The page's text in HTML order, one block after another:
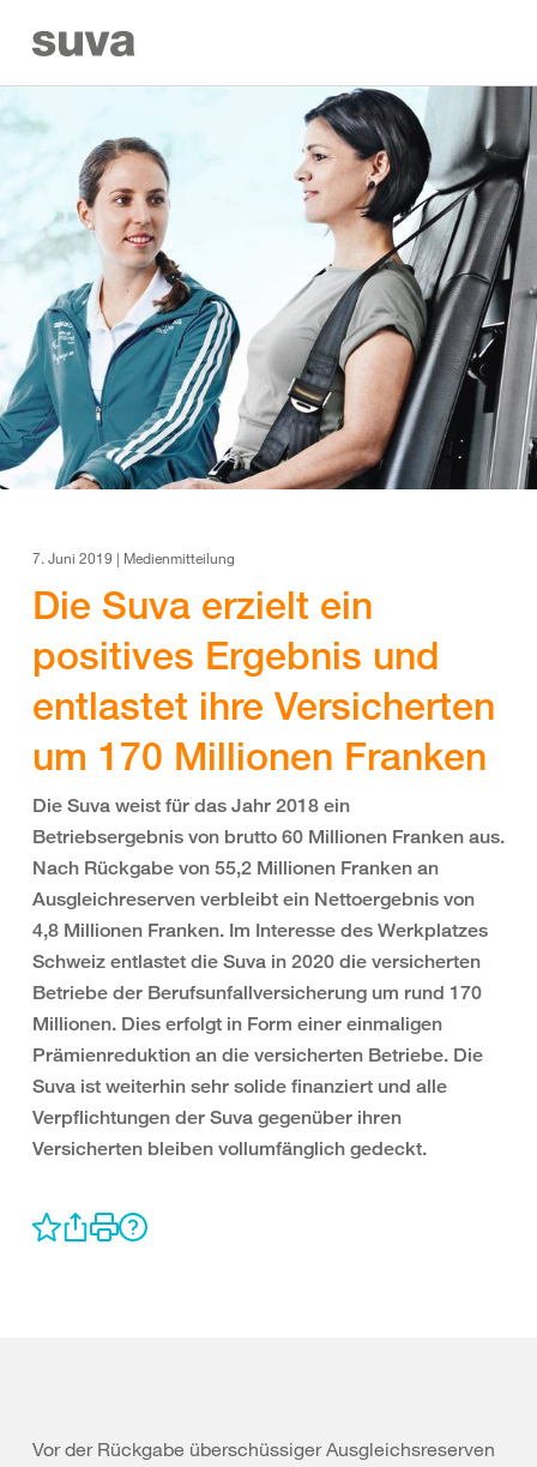
7. Juni 2019 | Medienmitteilung
Die Suva erzielt ein
positives Ergebnis und
entlastet ihre Versicherten
um 170 Millionen Franken
Die Suva weist für das Jahr 2018 ein
Betriebsergebnis von brutto 60 Millionen Franken aus.
Nach Rückgabe von 55,2 Millionen Franken an
Ausgleichreserven verbleibt ein Nettoergebnis von
4,8 Millionen Franken. Im Interesse des Werkplatzes
Schweiz entlastet die Suva in 2020 die versicherten
Betriebe der Berufsunfallversicherung um rund 170
Millionen. Dies erfolgt in Form einer einmaligen
Prämienreduktion an die versicherten Betriebe. Die
Suva ist weiterhin sehr solide finanziert und alle
Verpflichtungen der Suva gegenüber ihren
Versicherten bleiben vollumfänglich gedeckt.
Vor der Rückgabe überschüssiger Ausgleichsreserven